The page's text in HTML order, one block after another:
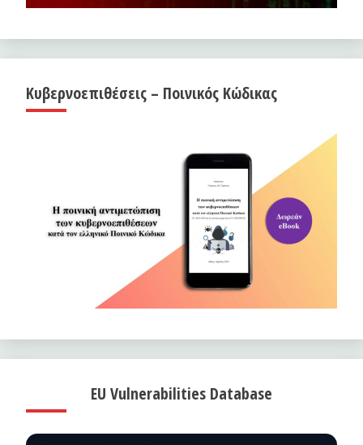
Κυβερνοεπιθέσεις – Ποινικός Κώδικας
EU Vulnerabilities Database